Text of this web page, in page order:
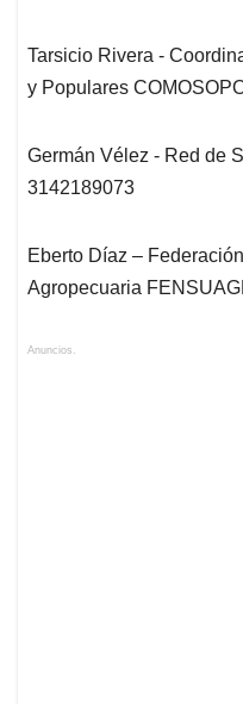
Tarsicio Rivera -
y Populares
Germán Vélez - Red de
3142189073
Eberto Díaz –
Agropecuaria
Anuncios.